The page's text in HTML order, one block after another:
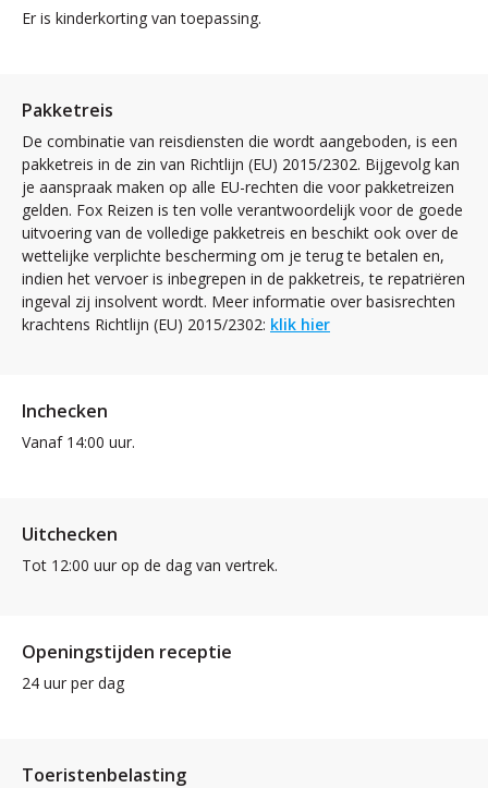
Er is kinderkorting van toepassing.
Pakketreis
De combinatie van reisdiensten die wordt aangeboden, is een
pakketreis in de zin van Richtlijn (EU) 2015/2302. Bijgevolg kan
je aanspraak maken op alle EU-rechten die voor pakketreizen
gelden. Fox Reizen is ten volle verantwoordelijk voor de goede
uitvoering van de volledige pakketreis en beschikt ook over de
wettelijke verplichte bescherming om je terug te betalen en,
indien het vervoer is inbegrepen in de pakketreis, te repatriëren
ingeval zij insolvent wordt. Meer informatie over basisrechten
krachtens Richtlijn (EU) 2015/2302: klik hier
Inchecken
Vanaf 14:00 uur.
Uitchecken
Tot 12:00 uur op de dag van vertrek.
Openingstijden receptie
24 uur per dag
Toeristenbelasting